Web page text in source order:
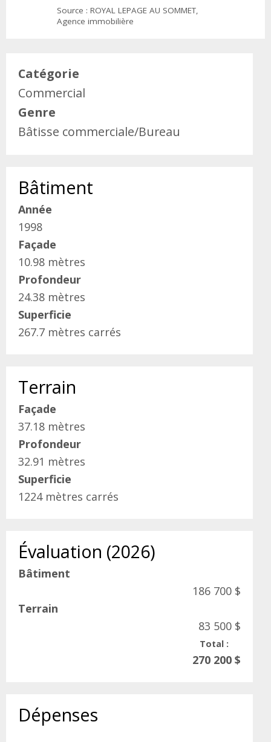
Source : ROYAL LEPAGE AU SOMMET,
Agence immobilière
Catégorie
Commercial
Genre
Bâtisse commerciale/Bureau
Bâtiment
Année
1998
Façade
10.98 mètres
Profondeur
24.38 mètres
Superficie
267.7 mètres carrés
Terrain
Façade
37.18 mètres
Profondeur
32.91 mètres
Superficie
1224 mètres carrés
Évaluation (2026)
Bâtiment
186 700 $
Terrain
83 500 $
Total :
270 200 $
Dépenses